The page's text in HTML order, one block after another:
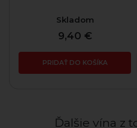
Skladom
9,40 €
PRIDAŤ DO KOŠÍKA
Ďalšie vína z